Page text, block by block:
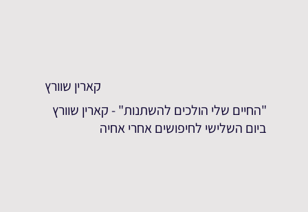
קארין שוורץ
"החיים שלי הולכים להשתנות" - קארין שוורץ
ביום השלישי לחיפושים אחרי אחיה